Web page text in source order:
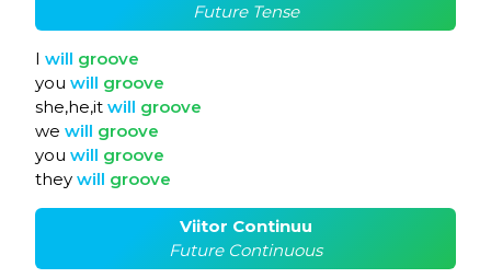
Future Tense
I will groove
you will groove
she,he,it will groove
we will groove
you will groove
they will groove
Viitor Continuu
Future Continuous